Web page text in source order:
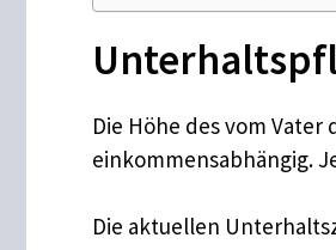
Die Höhe des vom
einkommensabhängig.
Die aktuellen